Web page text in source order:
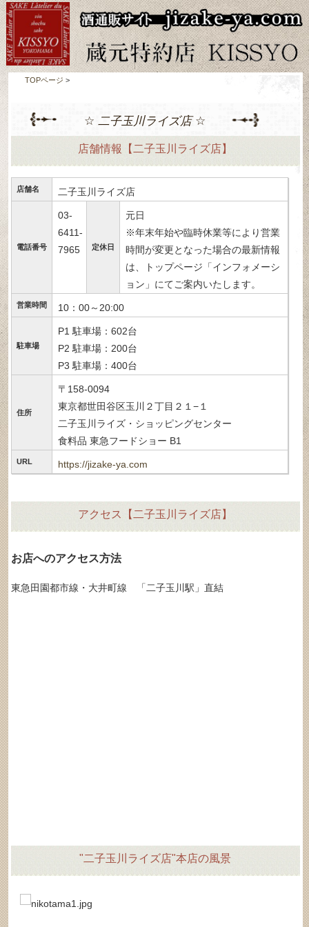
TOPページ >
☆二子玉川ライズ店☆
店舗情報【二子玉川ライズ店】
店舗名 二子玉川ライズ店
電話番号
03-
6411-
7965
定休日
元日
※年末年始や臨時休業等により営業
時間が変更となった場合の最新情報
は、トップページ「インフォメーシ
ョン」にてご案内いたします。
営業時間 10：00～20:00
駐車場
P1 駐車場：602台
P2 駐車場：200台
P3 駐車場：400台
住所
〒158-0094
東京都世田谷区玉川２丁目２１−１
二子玉川ライズ・ショッピングセンター
食料品 東急フードショー B1
URL https://jizake-ya.com
アクセス【二子玉川ライズ店】
お店へのアクセス方法
東急田園都市線・大井町線 「二子玉川駅」直結
"二子玉川ライズ店"本店の風景